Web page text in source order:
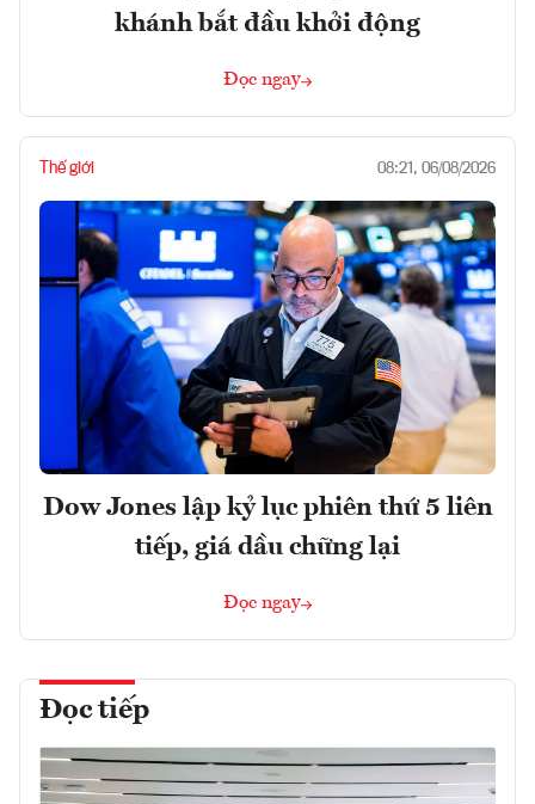
khánh bắt đầu khởi động
Đọc ngay
Thế giới 08:21, 06/08/2026
Dow Jones lập kỷ lục phiên thứ 5 liên
tiếp, giá dầu chững lại
Đọc ngay
Đọc tiếp